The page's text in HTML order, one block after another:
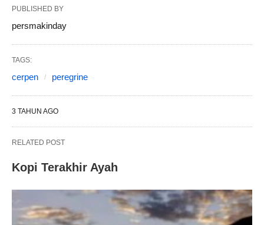
PUBLISHED BY
persmakinday
TAGS:
cerpen peregrine
3 TAHUN AGO
RELATED POST
Kopi Terakhir Ayah